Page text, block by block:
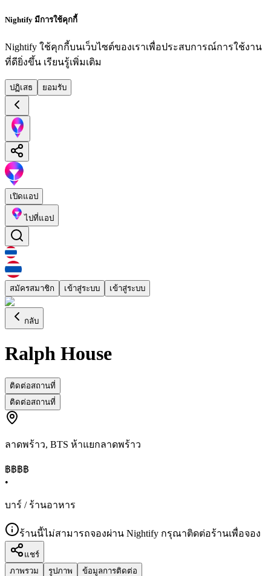
Nightify มีการใช้คุกกี้
Nightify ใช้คุกกี้บนเว็บไซต์ของเราเพื่อประสบการณ์การใช้งาน
ที่ดียิ่งขึ้น เรียนรู้เพิ่มเติม
ปฏิเสธ ยอมรับ
เปิดแอป
ไปที่แอป
สมัครสมาชิก เข้าสู่ระบบ เข้าสู่ระบบ
กลับ
Ralph House
ติดต่อสถานที่
ติดต่อสถานที่
ลาดพร้าว, BTS ห้าแยกลาดพร้าว
฿฿฿฿
•
บาร์ / ร้านอาหาร
ร้านนี้ไม่สามารถจองผ่าน Nightify กรุณาติดต่อร้านเพื่อจอง
แชร์
ภาพรวม
รูปภาพ ข้อมูลการติดต่อ